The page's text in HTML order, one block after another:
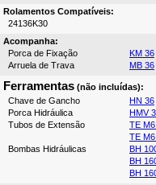
Rolamentos Compatíveis:
24136K30
Acompanha:
Porca de Fixação
KM 36
Arruela de Trava
MB 36
Ferramentas (não incluídas):
Chave de Gancho
HN 36
Porca Hidráulica
HMV
Tubos de Extensão
TE M6
TE
Bombas Hidráulicas
BH
BH
BH